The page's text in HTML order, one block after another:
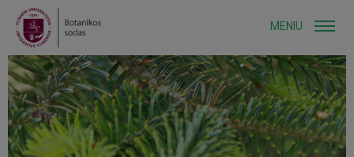
MENIU